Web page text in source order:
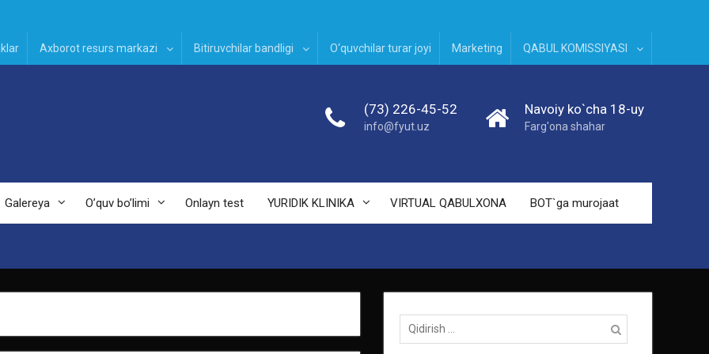
Axborot resurs markazi Bitiruvchilar bandligi O‘quvchilar turar joyi Marketing QABUL KOMISSIYASI
(73) 226-45-52
info@fyut.uz
Navoiy ko`cha 18-uy
Farg'ona shahar
Galereya O’quv bo’limi Onlayn test YURIDIK KLINIKA VIRTUAL QABULXONA BOT`ga murojaat
Qidirish: